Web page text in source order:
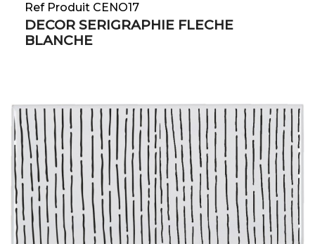
Ref Produit CENO17
DECOR SERIGRAPHIE FLECHE
BLANCHE